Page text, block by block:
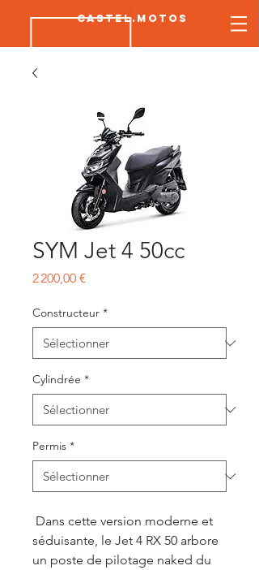
CASTEL.MOTOS
SYM Jet 4 50cc
2 200,00 €
Constructeur *
Cylindrée *
Permis *
Dans cette version moderne et
séduisante, le Jet 4 RX 50 arbore
un poste de pilotage naked du